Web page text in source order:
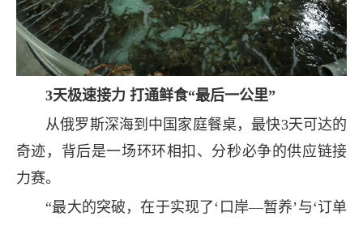
3天极速接力 打通鲜食“最后一公里”
从俄罗斯深海到中国家庭餐桌，最快3天可达的
奇迹，背后是一场环环相扣、分秒必争的供应链接
力赛。
“最大的突破，在于实现了‘口岸—暂养’与‘订单